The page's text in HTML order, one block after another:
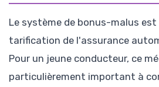
Le système de bonus-malus
tarification de l'assurance
Pour un jeune conducteur, ce
particulièrement important à